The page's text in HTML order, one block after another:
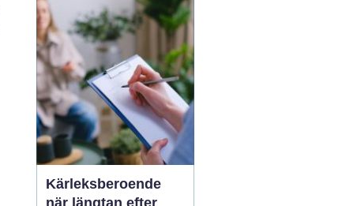
samlas under ett tak blir
vägen mellan olika
mottagningar kortare...
Kärleksberoende
när längtan efter